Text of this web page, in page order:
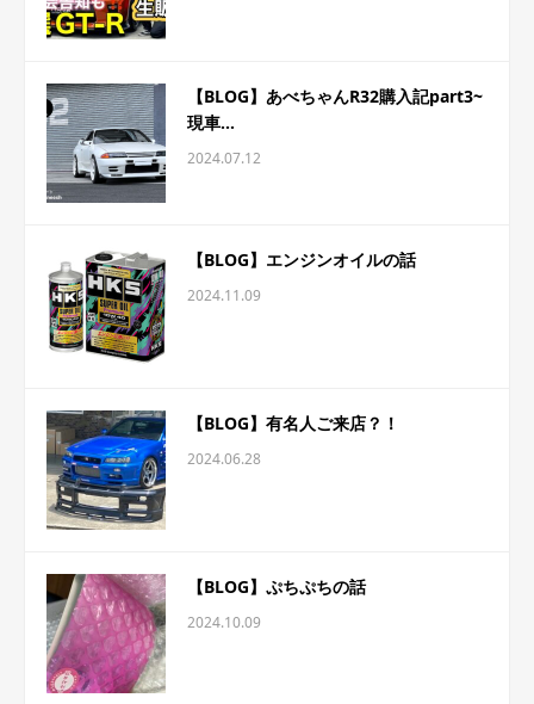
【BLOG】あべちゃんR32購入記part3~
現車...
2024.07.12
【BLOG】エンジンオイルの話
2024.11.09
【BLOG】有名人ご来店？！
2024.06.28
【BLOG】ぷちぷちの話
2024.10.09